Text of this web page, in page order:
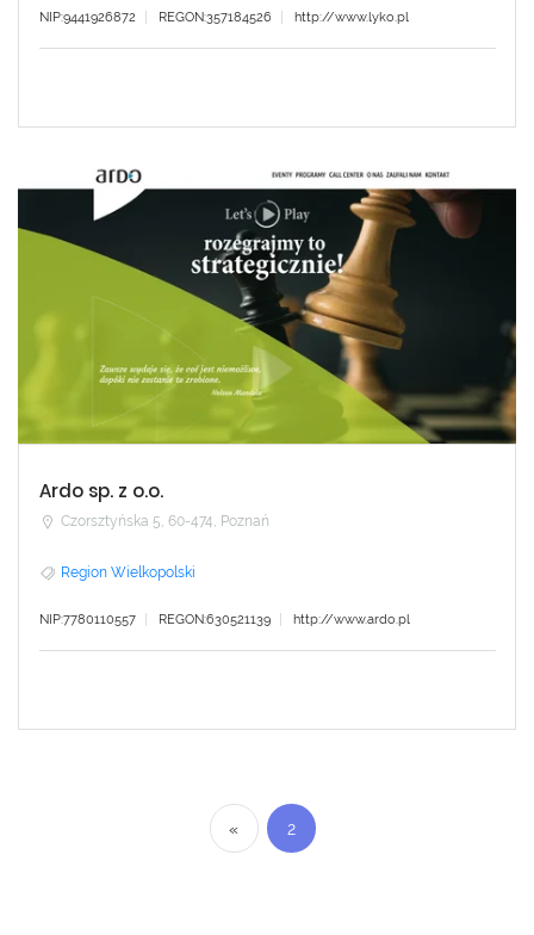
NIP:9441926872 REGON:357184526 http://www.lyko.pl
Ardo sp. z o.o.
Czorsztyńska 5, 60-474, Poznań
Region Wielkopolski
NIP:7780110557 REGON:630521139 http://www.ardo.pl
« 2